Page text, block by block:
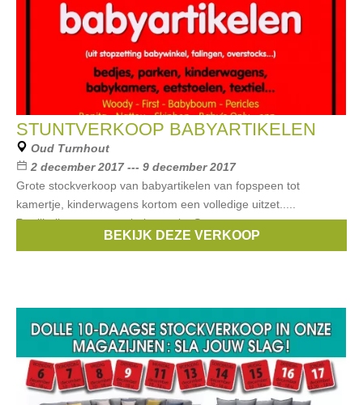
STUNTVERKOOP BABYARTIKELEN
Oud Turnhout
2 december 2017 --- 9 december 2017
Grote stockverkoop van babyartikelen van fopspeen tot
kamertje, kinderwagens kortom een volledige uitzet.....
Partijhallen naast meubelen outlet Swaneven.....
,Woody, Childwood,Bopita
BEKIJK DEZE VERKOOP